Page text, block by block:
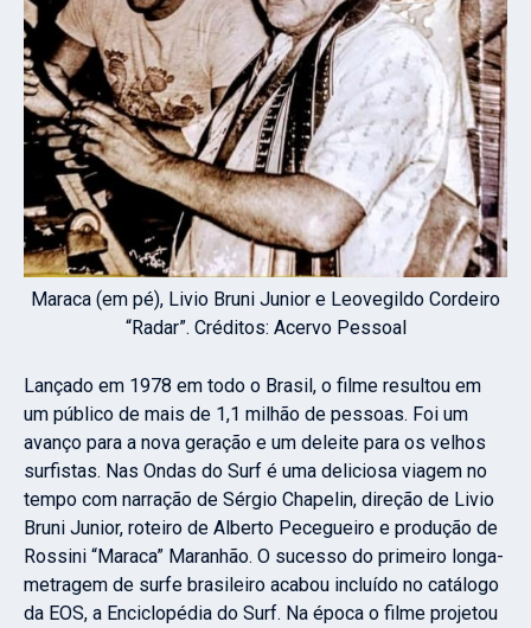
Maraca (em pé), Livio Bruni Junior e Leovegildo Cordeiro
“Radar”. Créditos: Acervo Pessoal
Lançado em 1978 em todo o Brasil, o filme resultou em
um público de mais de 1,1 milhão de pessoas. Foi um
avanço para a nova geração e um deleite para os velhos
surfistas. Nas Ondas do Surf é uma deliciosa viagem no
tempo com narração de Sérgio Chapelin, direção de Livio
Bruni Junior, roteiro de Alberto Pecegueiro e produção de
Rossini “Maraca” Maranhão. O sucesso do primeiro longa-
metragem de surfe brasileiro acabou incluído no catálogo
da EOS, a Enciclopédia do Surf. Na época o filme projetou